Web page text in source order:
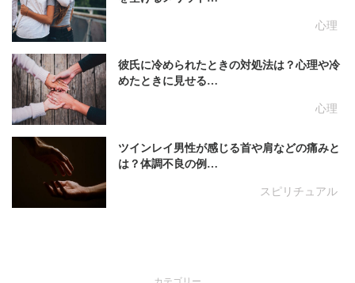
心理
心理
彼氏に冷められたときの対処法は？心理や冷
めたときに見せる…
スピリチュアル
ツインレイ男性が感じる首や肩などの痛みと
は？体調不良の例…